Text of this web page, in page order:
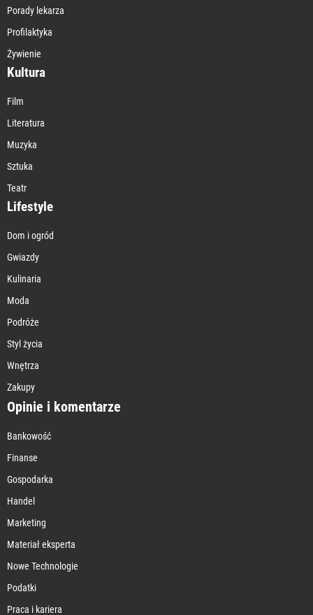
Porady lekarza
Profilaktyka
Żywienie
Kultura
Film
Literatura
Muzyka
Sztuka
Teatr
Lifestyle
Dom i ogród
Gwiazdy
Kulinaria
Moda
Podróże
Styl życia
Wnętrza
Zakupy
Opinie i komentarze
Bankowość
Finanse
Gospodarka
Handel
Marketing
Materiał eksperta
Nowe Technologie
Podatki
Praca i kariera